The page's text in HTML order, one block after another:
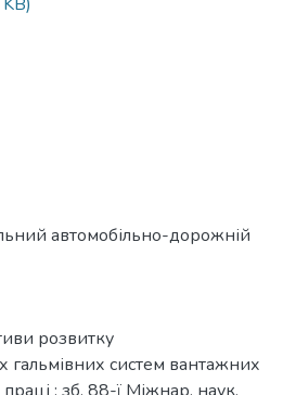
автомобільно-дорожній
розвитку
гальмівних систем вантажних